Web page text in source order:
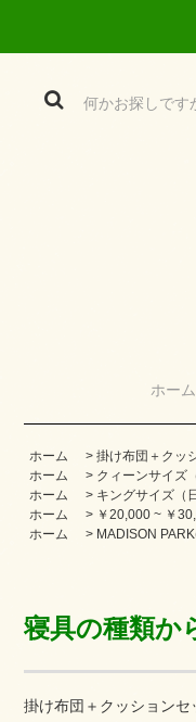
ホーム
ホーム > 掛け布団＋クッ
ホーム
> クィーンサイズ
ホーム
> キングサイズ（
ホーム
> ￥20,000 ~ ￥
ホーム
> MADISON
寝具の種類か
掛け布団＋クッションセ